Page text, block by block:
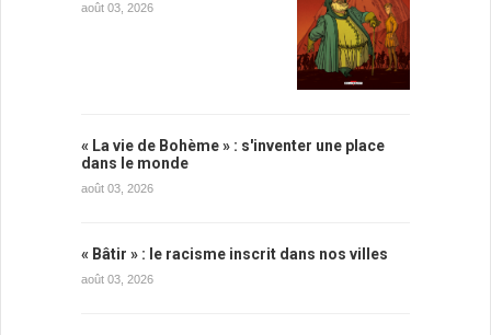
août 03, 2026
« La vie de Bohème » : s'inventer une place
dans le monde
août 03, 2026
« Bâtir » : le racisme inscrit dans nos villes
août 03, 2026